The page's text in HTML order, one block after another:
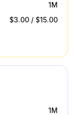
1M
$3.00 / $15.00
1M